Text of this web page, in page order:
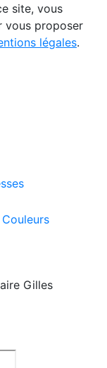
site, vous
vous proposer
légales.
Gilles